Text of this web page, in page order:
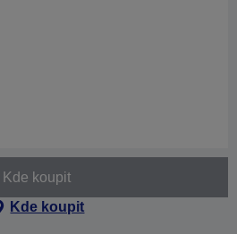
Kde koupit
Kde koupit